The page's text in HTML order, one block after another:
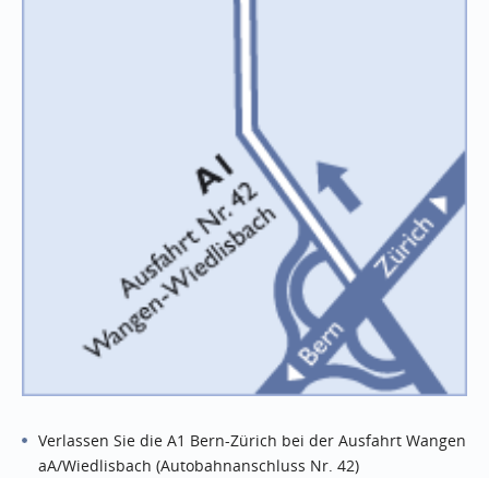
Verlassen Sie die A1 Bern-Zürich bei der Ausfahrt Wangen
aA/Wiedlisbach (Autobahnanschluss Nr. 42)